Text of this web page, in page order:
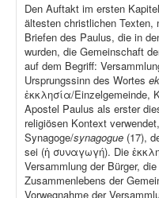
Den Auftakt im ersten
ältesten christlichen Texten,
Briefen des Paulus, die in
wurden, die Gemeinschaft
auf dem Begriff:
Ursprungssinn des Wortes
ἐκκλησία/Einzelgemeinde,
Apostel Paulus als erster
religiösen Kontext
Synagoge/synagogue (17),
sei (ἡ συναγωγή). Die
Versammlung der Bürger,
Zusammenlebens der
Vorwegnahme der